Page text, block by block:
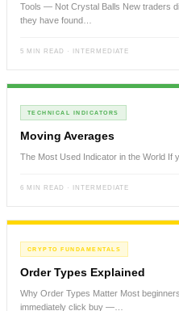
Tools — Not Crystal Balls New traders
they have found…
5 MIN READ · INTERMEDIATE
TECHNICAL INDICATORS
Moving Averages
The Most Used Indicator in the World If
6 MIN READ · INTERMEDIATE
CRYPTO FUNDAMENTALS
Order Types Explained
Why Order Types Matter Most
immediately click buy —…